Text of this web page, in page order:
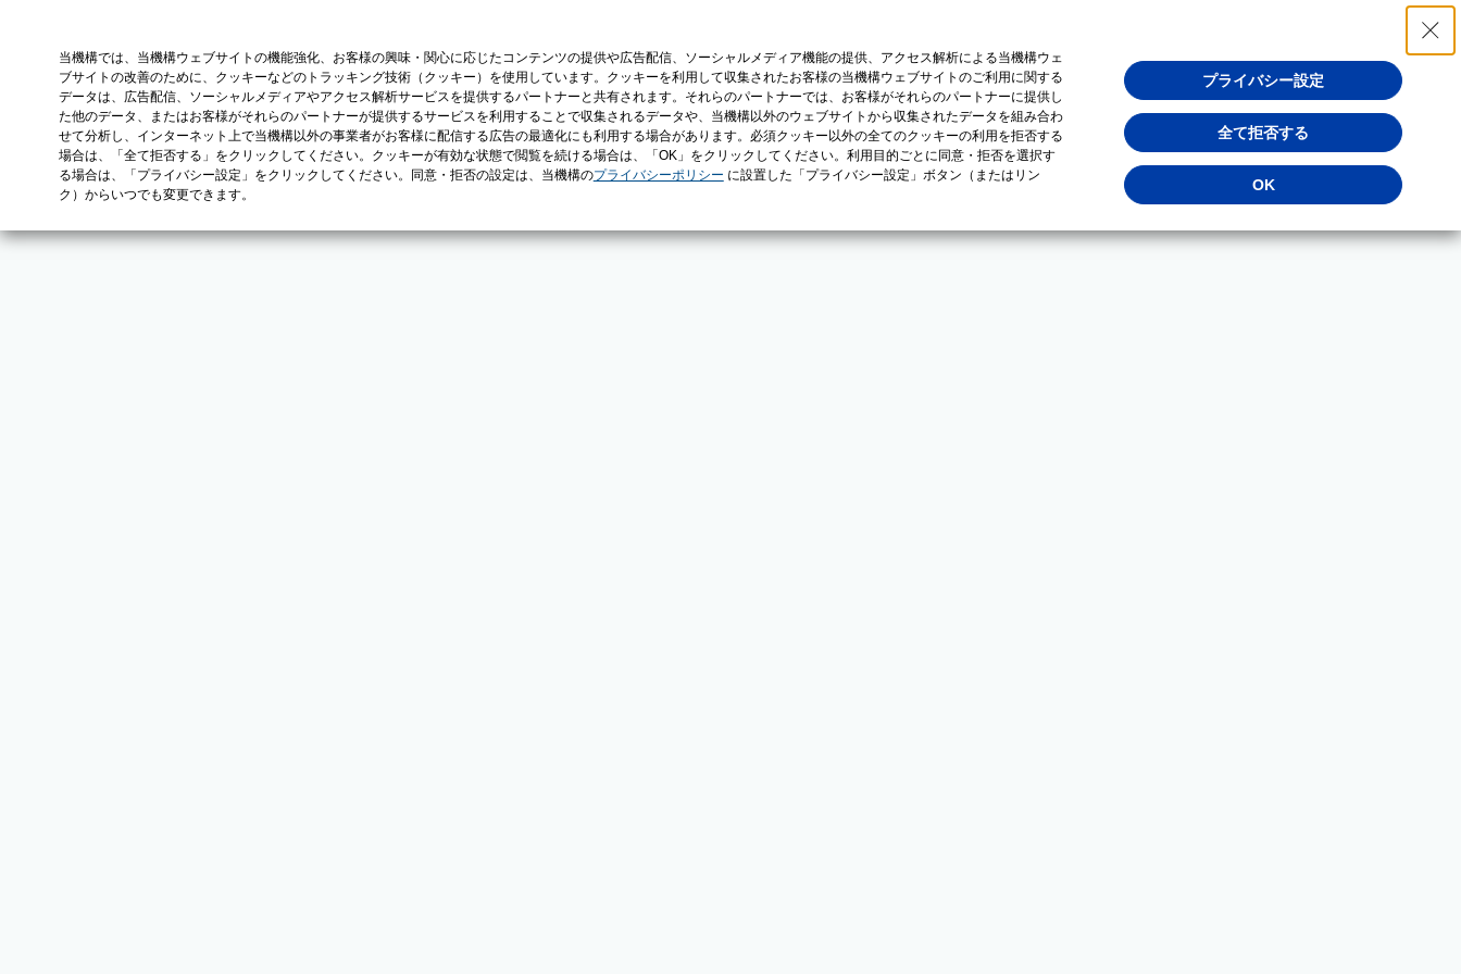
当機構では、当機構ウェブサイトの機能強化、お客様の興味・関心に応じたコンテンツの提供や広告配信、ソーシャルメディア機能の提供、アクセス解析による当機構ウェ
ブサイトの改善のために、クッキーなどのトラッキング技術（クッキー）を使用しています。クッキーを利用して収集されたお客様の当機構ウェブサイトのご利用に関する
データは、広告配信、ソーシャルメディアやアクセス解析サービスを提供するパートナーと共有されます。それらのパートナーでは、お客様がそれらのパートナーに提供し
た他のデータ、またはお客様がそれらのパートナーが提供するサービスを利用することで収集されるデータや、当機構以外のウェブサイトから収集されたデータを組み合わ
せて分析し、インターネット上で当機構以外の事業者がお客様に配信する広告の最適化にも利用する場合があります。必須クッキー以外の全てのクッキーの利用を拒否する
場合は、「全て拒否する」をクリックしてください。クッキーが有効な状態で閲覧を続ける場合は、「OK」をクリックしてください。利用目的ごとに同意・拒否を選択す
る場合は、「プライバシー設定」をクリックしてください。同意・拒否の設定は、当機構のプライバシーポリシー に設置した「プライバシー設定」ボタン（またはリン
ク）からいつでも変更できます。
プライバシー設定
全て拒否する
OK